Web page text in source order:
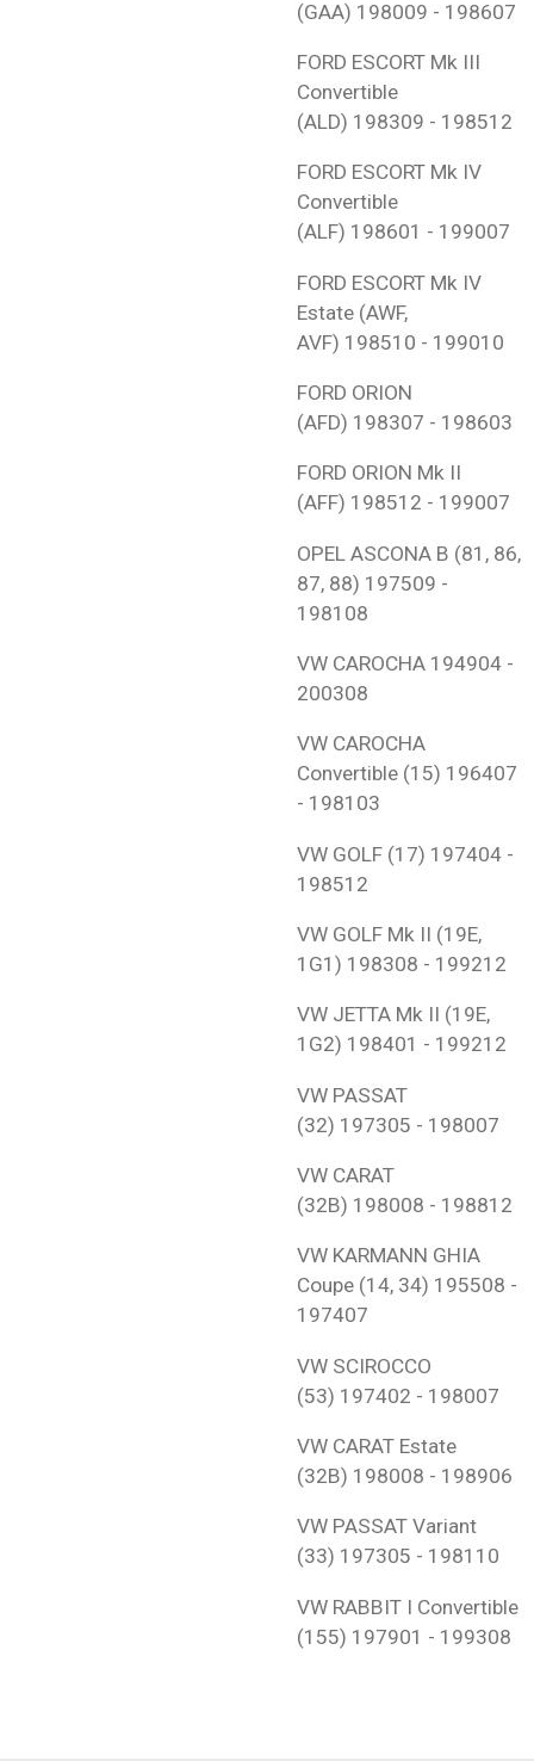
(GAA) 198009 - 198607
FORD ESCORT Mk III
Convertible
(ALD) 198309 - 198512
FORD ESCORT Mk IV
Convertible
(ALF) 198601 - 199007
FORD ESCORT Mk IV
Estate (AWF,
AVF) 198510 - 199010
FORD ORION
(AFD) 198307 - 198603
FORD ORION Mk II
(AFF) 198512 - 199007
OPEL ASCONA B (81, 86,
87, 88) 197509 -
198108
VW CAROCHA 194904 -
200308
VW CAROCHA
Convertible (15) 196407
- 198103
VW GOLF (17) 197404 -
198512
VW GOLF Mk II (19E,
1G1) 198308 - 199212
VW JETTA Mk II (19E,
1G2) 198401 - 199212
VW PASSAT
(32) 197305 - 198007
VW CARAT
(32B) 198008 - 198812
VW KARMANN GHIA
Coupe (14, 34) 195508 -
197407
VW SCIROCCO
(53) 197402 - 198007
VW CARAT Estate
(32B) 198008 - 198906
VW PASSAT Variant
(33) 197305 - 198110
VW RABBIT I Convertible
(155) 197901 - 199308